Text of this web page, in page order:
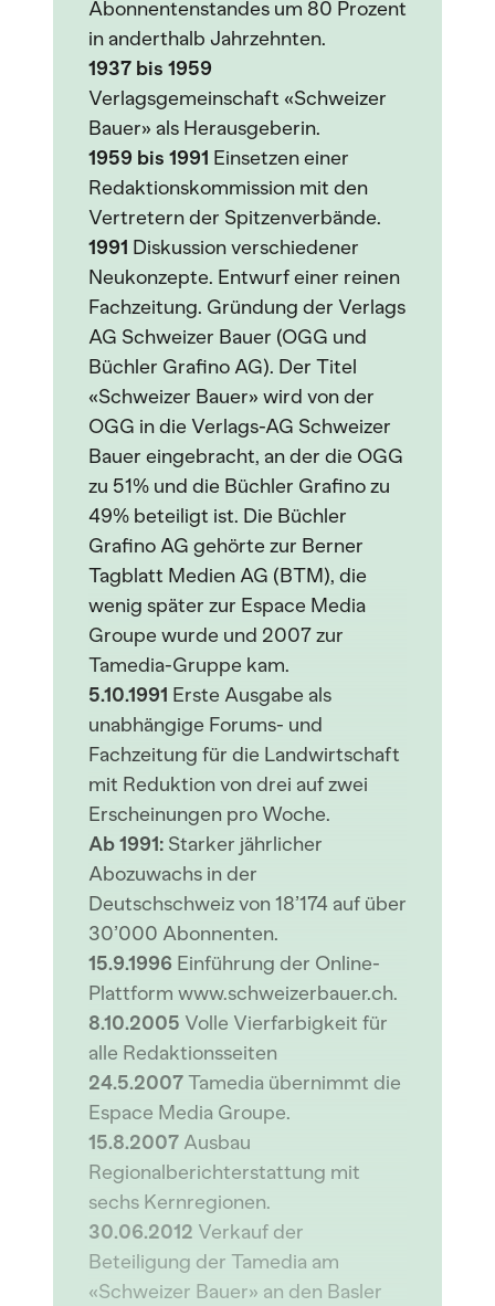
Abonnentenstandes um 80 Prozent
in anderthalb Jahrzehnten.
1937 bis 1959
Verlagsgemeinschaft «Schweizer
Bauer» als Herausgeberin.
1959 bis 1991 Einsetzen einer
Redaktionskommission mit den
Vertretern der Spitzenverbände.
1991 Diskussion verschiedener
Neukonzepte. Entwurf einer reinen
Fachzeitung. Gründung der Verlags
AG Schweizer Bauer (OGG und
Büchler Grafino AG). Der Titel
«Schweizer Bauer» wird von der
OGG in die Verlags-AG Schweizer
Bauer eingebracht, an der die OGG
zu 51% und die Büchler Grafino zu
49% beteiligt ist. Die Büchler
Grafino AG gehörte zur Berner
Tagblatt Medien AG (BTM), die
wenig später zur Espace Media
Groupe wurde und 2007 zur
Tamedia-Gruppe kam.
5.10.1991 Erste Ausgabe als
unabhängige Forums- und
Fachzeitung für die Landwirtschaft
mit Reduktion von drei auf zwei
Erscheinungen pro Woche.
Ab 1991: Starker jährlicher
Abozuwachs in der
Deutschschweiz von 18’174 auf über
30’000 Abonnenten.
15.9.1996 Einführung der Online-
Plattform www.schweizerbauer.ch.
8.10.2005 Volle Vierfarbigkeit für
alle Redaktionsseiten
24.5.2007Tamedia übernimmt die
Espace Media Groupe.
15.8.2007 Ausbau
Regionalberichterstattung mit
sechs Kernregionen.
30.06.2012 Verkauf der
Beteiligung der Tamedia am
«Schweizer Bauer» an den Basler